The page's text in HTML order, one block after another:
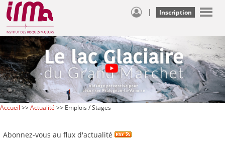
| Inscription
Accueil >>Actualité >> Emplois / Stages
Abonnez-vous au flux d'actualité